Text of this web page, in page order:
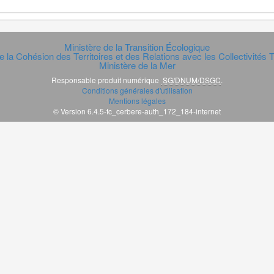
Ministère de la Transition Écologique
la Cohésion des Territoires et des Relations avec les Collectivités
Ministère de la Mer
Responsable produit numérique SG/DNUM/DSGC
Conditions générales d'utilisation
Mentions légales
© Version 6.4.5-tc_cerbere-auth_172_184-internet